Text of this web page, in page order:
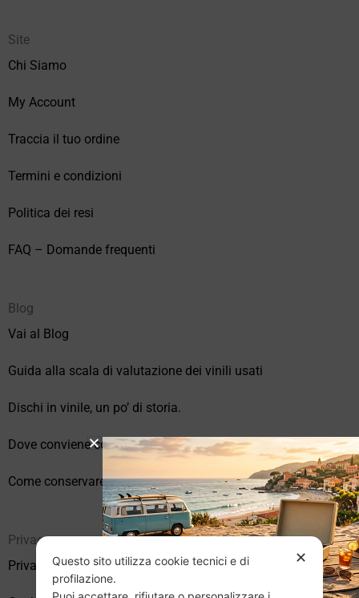
Site
Chi Siamo
My Account
Traccia il tuo ordine
Termini e condizioni
Politica dei resi
FAQ – Domande frequenti
Blog
Vai al Blog
Guida alla scala di valutazione dei vinili usati
Dischi in vinile, un po’ di storia.
Dove conviene comprare vinili online?
Come conservare correttamente i vinili usati
Privacy
Privacy Policy
✕
Questo sito utilizza cookie tecnici e di
profilazione.